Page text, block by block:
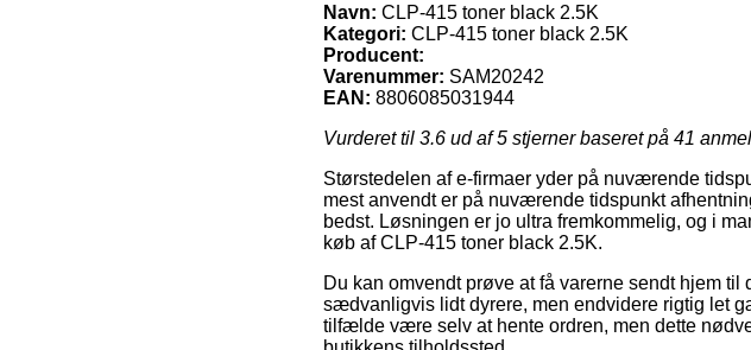
Navn: CLP-415 toner black 2.5K
Kategori: CLP-415 toner black 2.5K
Producent:
Varenummer: SAM20242
EAN: 8806085031944
Vurderet til 3.6 ud af 5 stjerner baseret på 41
Størstedelen af e-firmaer yder på nuværende
mest anvendt er på nuværende tidspunkt
bedst. Løsningen er jo ultra fremkommelig, og i
køb af CLP-415 toner black 2.5K.
Du kan omvendt prøve at få varerne sendt hjem
sædvanligvis lidt dyrere, men endvidere rigtig let
tilfælde være selv at hente ordren, men dette